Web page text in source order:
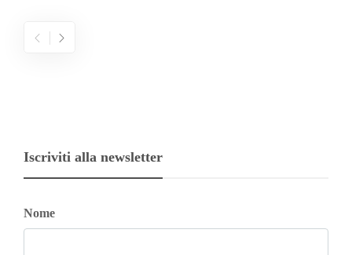
Iscriviti alla newsletter
Nome